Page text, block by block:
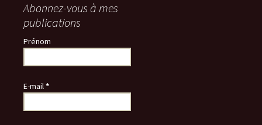
Abonnez-vous à mes
publications
Prénom
E-mail*